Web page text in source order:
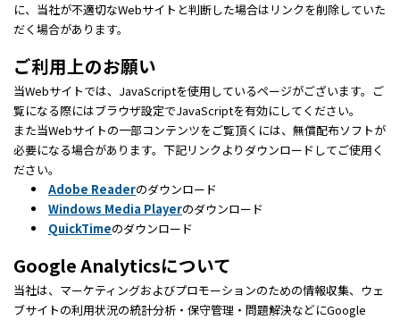
に、当社が不適切なWebサイトと判断した場合はリンクを削除していた
だく場合があります。
ご利用上のお願い
当Webサイトでは、JavaScriptを使用しているページがございます。ご
覧になる際にはブラウザ設定でJavaScriptを有効にしてください。
また当Webサイトの一部コンテンツをご覧頂くには、無償配布ソフトが
必要になる場合があります。下記リンクよりダウンロードしてご使用く
ださい。
Adobe Readerのダウンロード
Windows Media Playerのダウンロード
QuickTimeのダウンロード
Google Analyticsについて
当社は、マーケティングおよびプロモーションのための情報収集、ウェ
ブサイトの利用状況の統計分析・保守管理・問題解決などにGoogle